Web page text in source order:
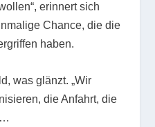
erinnert sich
Chance, die die
haben.
was glänzt. „Wir
die Anfahrt, die
…